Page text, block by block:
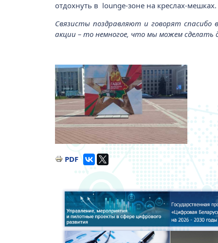
отдохнуть в lounge-зоне на креслах-
Связисты поздравляют и говорят спасибо
акции – то немногое, что мы можем сделать
Малюнак
PDF